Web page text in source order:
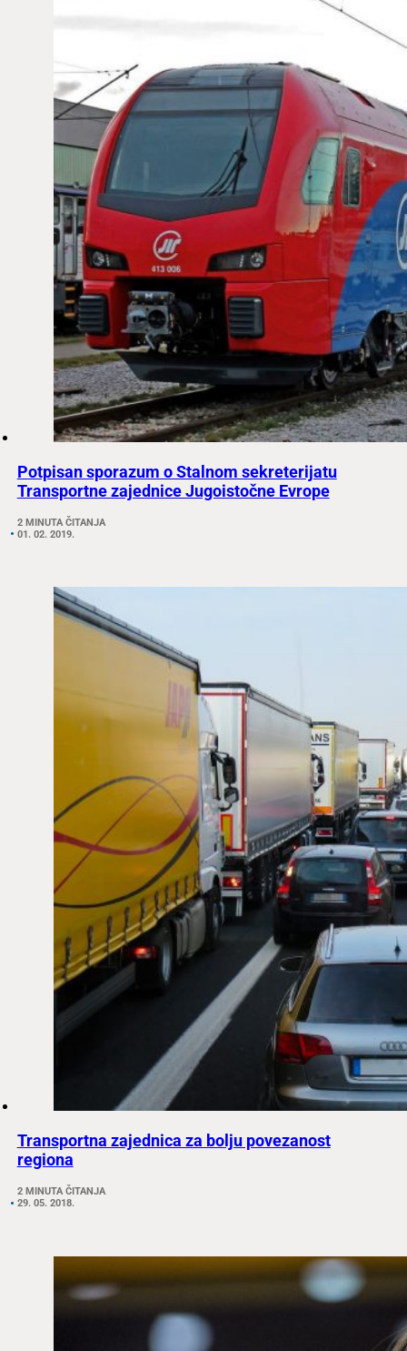
Potpisan sporazum o Stalnom sekreterijatu
Transportne zajednice Jugoistočne Evrope
2 MINUTA ČITANJA
01. 02. 2019.
Transportna zajednica za bolju povezanost
regiona
2 MINUTA ČITANJA
29. 05. 2018.